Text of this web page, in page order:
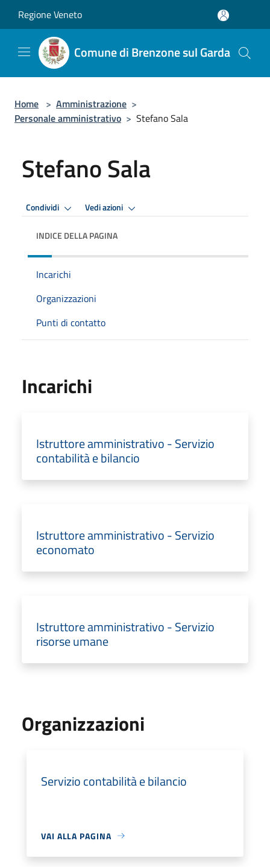
Regione Veneto
Comune di Brenzone sul Garda
Home > Amministrazione >
Personale amministrativo > Stefano Sala
Stefano Sala
Condividi Vedi azioni
INDICE DELLA PAGINA
Incarichi
Organizzazioni
Punti di contatto
Incarichi
Istruttore amministrativo - Servizio
contabilità e bilancio
Istruttore amministrativo - Servizio
economato
Istruttore amministrativo - Servizio
risorse umane
Organizzazioni
Servizio contabilità e bilancio
VAI ALLA PAGINA